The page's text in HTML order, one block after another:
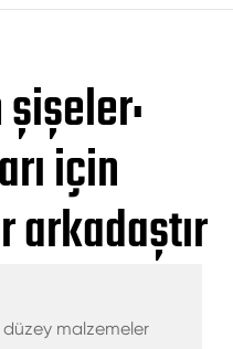
şişeler:
için
arkadaştır
düzey malzemeler